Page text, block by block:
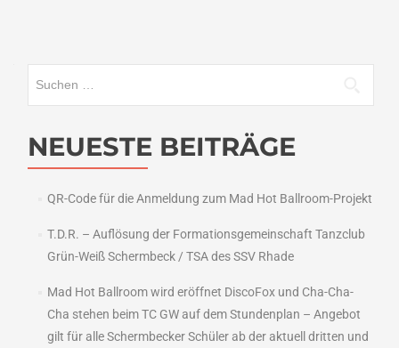
NEUESTE BEITRÄGE
QR-Code für die Anmeldung zum Mad Hot Ballroom-Projekt
T.D.R. – Auflösung der Formationsgemeinschaft Tanzclub
Grün-Weiß Schermbeck / TSA des SSV Rhade
Mad Hot Ballroom wird eröffnet DiscoFox und Cha-Cha-
Cha stehen beim TC GW auf dem Stundenplan – Angebot
gilt für alle Schermbecker Schüler ab der aktuell dritten und